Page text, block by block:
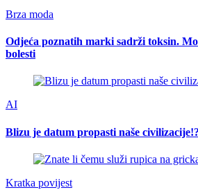
Brza moda
Odjeća poznatih marki sadrži toksin.
bolesti
AI
Blizu je datum propasti naše civilizacije!?
Kratka povijest